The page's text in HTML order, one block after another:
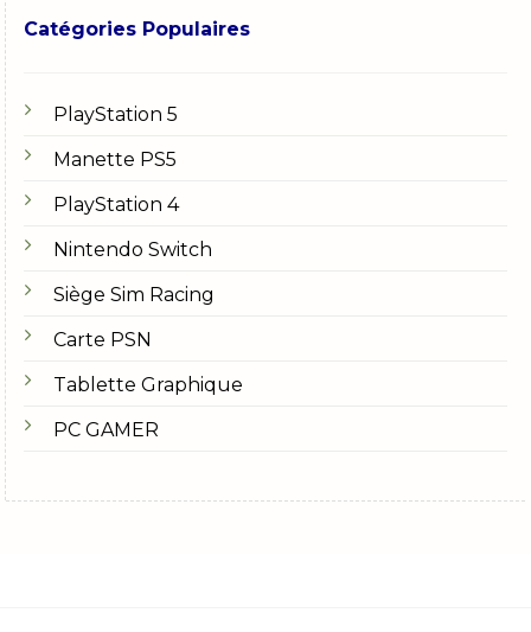
Catégories Populaires
PlayStation 5
Manette PS5
PlayStation 4
Nintendo Switch
Siège Sim Racing
Carte PSN
Tablette Graphique
PC GAMER